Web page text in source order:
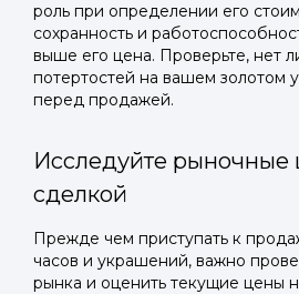
роль при определении его
сохранность и
выше его цена. Проверьте, нет
потертостей на вашем золотом
перед продажей.
Исследуйте
сделкой
Прежде чем приступать к
часов и украшений, важно
рынка и оценить текущие цены